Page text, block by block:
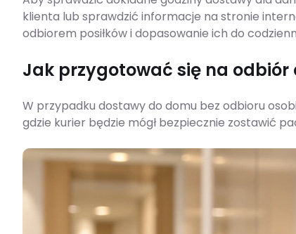
klienta lub sprawdzić informacje na stronie
odbiorem posiłków i dopasowanie ich do
Jak przygotować się na odbiór
W przypadku dostawy do domu bez odbioru
gdzie kurier będzie mógł bezpiecznie zostawić